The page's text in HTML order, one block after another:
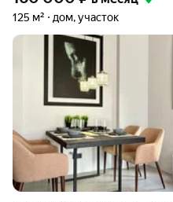
125 м² дом, участок